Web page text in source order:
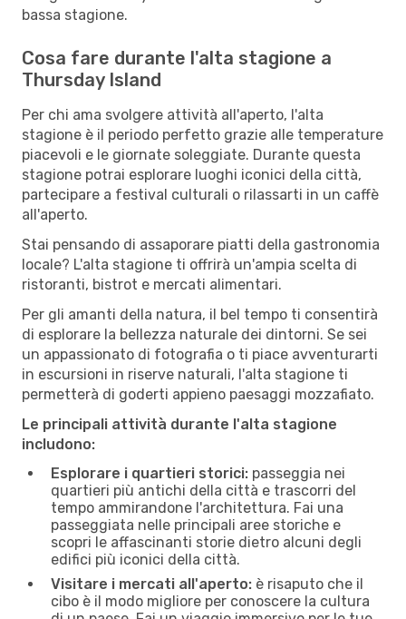
bassa stagione.
Cosa fare durante l'alta stagione a
Thursday Island
Per chi ama svolgere attività all'aperto, l'alta
stagione è il periodo perfetto grazie alle temperature
piacevoli e le giornate soleggiate. Durante questa
stagione potrai esplorare luoghi iconici della città,
partecipare a festival culturali o rilassarti in un caffè
all'aperto.
Stai pensando di assaporare piatti della gastronomia
locale? L'alta stagione ti offrirà un'ampia scelta di
ristoranti, bistrot e mercati alimentari.
Per gli amanti della natura, il bel tempo ti consentirà
di esplorare la bellezza naturale dei dintorni. Se sei
un appassionato di fotografia o ti piace avventurarti
in escursioni in riserve naturali, l'alta stagione ti
permetterà di goderti appieno paesaggi mozzafiato.
Le principali attività durante l'alta stagione
includono:
Esplorare i quartieri storici: passeggia nei
quartieri più antichi della città e trascorri del
tempo ammirandone l'architettura. Fai una
passeggiata nelle principali aree storiche e
scopri le affascinanti storie dietro alcuni degli
edifici più iconici della città.
Visitare i mercati all'aperto: è risaputo che il
cibo è il modo migliore per conoscere la cultura